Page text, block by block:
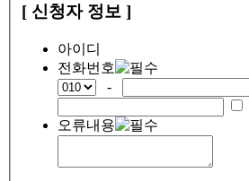
[ 신청자 정보 ]
아이디
전화번호
-
오류내용